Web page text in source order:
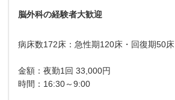
脳外科の経験者大歓迎
病床数172床：急性期120床・回復期50床
金額：夜勤1回 33,000円
時間：16:30～9:00